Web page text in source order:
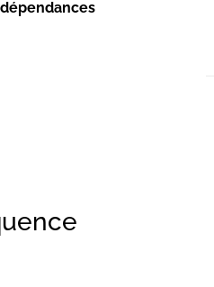
dépendances